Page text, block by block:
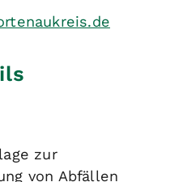
zur
von Abfällen